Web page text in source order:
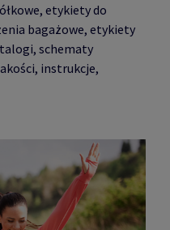
etykiety do
bagażowe, etykiety
schematy
instrukcje,